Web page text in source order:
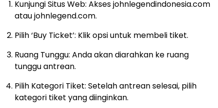
Kunjungi Situs Web: Akses johnlegendindonesia.com
atau johnlegend.com.
Pilih ‘Buy Ticket’: Klik opsi untuk membeli tiket.
Ruang Tunggu: Anda akan diarahkan ke ruang
tunggu antrean.
Pilih Kategori Tiket: Setelah antrean selesai, pilih
kategori tiket yang diinginkan.